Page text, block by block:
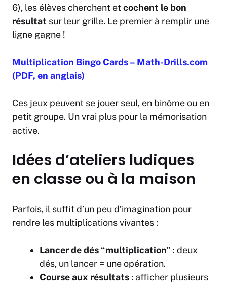
6), les élèves cherchent et cochent le bon
résultat sur leur grille. Le premier à remplir une
ligne gagne !
Multiplication Bingo Cards – Math-Drills.com
(PDF, en anglais)
Ces jeux peuvent se jouer seul, en binôme ou en
petit groupe. Un vrai plus pour la mémorisation
active.
Idées d’ateliers ludiques
en classe ou à la maison
Parfois, il suffit d’un peu d’imagination pour
rendre les multiplications vivantes :
Lancer de dés “multiplication” : deux
dés, un lancer = une opération.
Course aux résultats : afficher plusieurs